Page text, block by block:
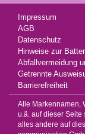
Impressum
AGB
Datenschutz
Hinweise zur
Abfallvermeidung
Getrennte
Barrierefreiheit
Alle Markennamen,
u.ä. auf dieser Seite
alles andere auf